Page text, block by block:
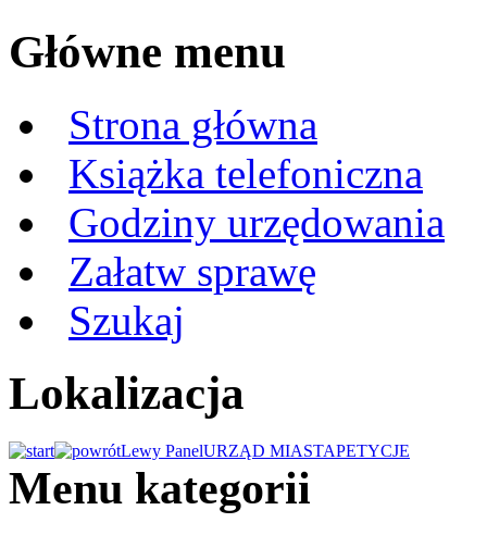
Główne menu
Strona główna
Książka telefoniczna
Godziny urzędowania
Załatw sprawę
Szukaj
Lokalizacja
Lewy PanelURZĄD MIASTAPETYCJE
Menu kategorii